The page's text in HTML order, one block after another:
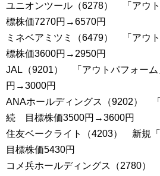
ユニオンツール（6278） 「アウ
標株価7270円→6570円
ミネベアミツミ（6479） 「アウ
標株価3600円→2950円
JAL（9201） 「アウトパフォー
円→3000円
ANAホールディングス（9202）
続 目標株価3500円→3600円
住友ベークライト（4203） 新規
目標株価5430円
コメ兵ホールディングス（2780）